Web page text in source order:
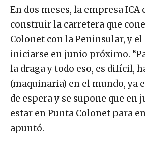
En dos meses, la empresa ICA
construir la carretera que
Colonet con la Peninsular, y
iniciarse en junio próximo.
la draga y todo eso, es difícil,
(maquinaria) en el mundo, ya
de espera y se supone que en
estar en Punta Colonet para
apuntó.